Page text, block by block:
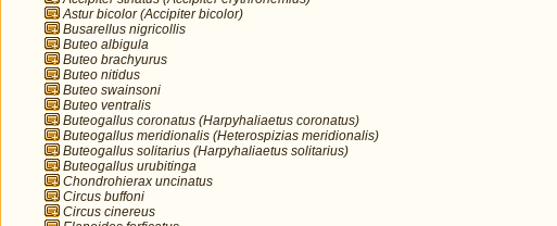
Astur bicolor (Accipiter bicolor)
Busarellus nigricollis
Buteo albigula
Buteo brachyurus
Buteo nitidus
Buteo swainsoni
Buteo ventralis
Buteogallus coronatus (Harpyhaliaetus coronatus)
Buteogallus meridionalis (Heterospizias meridionalis)
Buteogallus solitarius (Harpyhaliaetus solitarius)
Buteogallus urubitinga
Chondrohierax uncinatus
Circus buffoni
Circus cinereus